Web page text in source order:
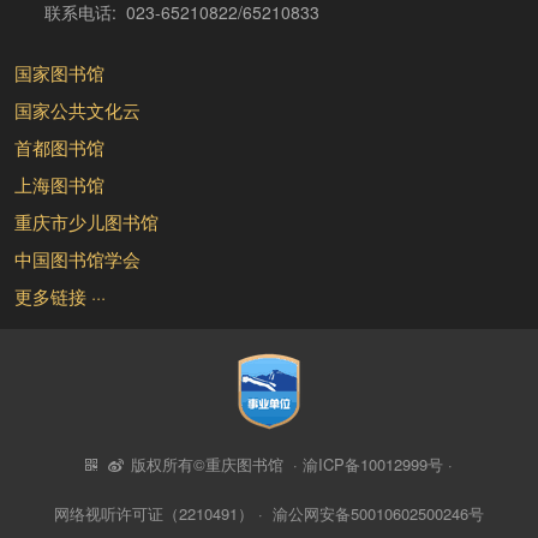
联系电话: 023-65210822/65210833
国家图书馆
国家公共文化云
首都图书馆
上海图书馆
重庆市少儿图书馆
中国图书馆学会
更多链接 ···
版权所有©重庆图书馆 · 渝ICP备10012999号·
网络视听许可证（2210491） · 渝公网安备50010602500246号